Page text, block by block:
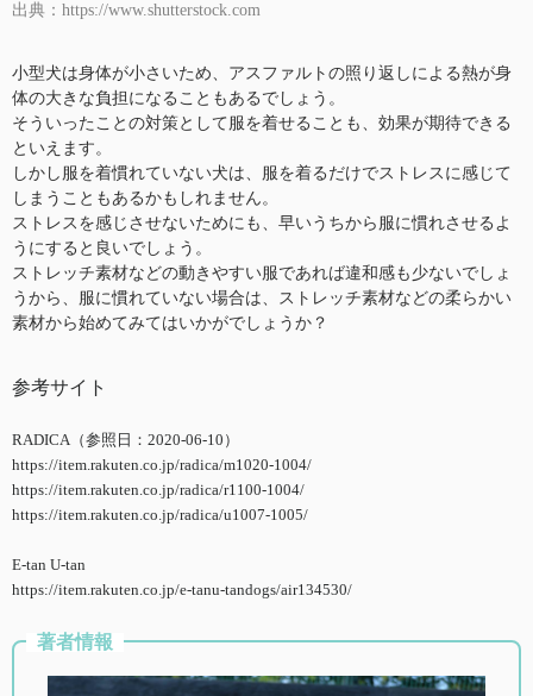
出典：https://www.shutterstock.com
小型犬は身体が小さいため、アスファルトの照り返しによる熱が身
体の大きな負担になることもあるでしょう。
そういったことの対策として服を着せることも、効果が期待できる
といえます。
しかし服を着慣れていない犬は、服を着るだけでストレスに感じて
しまうこともあるかもしれません。
ストレスを感じさせないためにも、早いうちから服に慣れさせるよ
うにすると良いでしょう。
ストレッチ素材などの動きやすい服であれば違和感も少ないでしょ
うから、服に慣れていない場合は、ストレッチ素材などの柔らかい
素材から始めてみてはいかがでしょうか？
参考サイト
RADICA（参照日：2020-06-10）
https://item.rakuten.co.jp/radica/m1020-1004/
https://item.rakuten.co.jp/radica/r1100-1004/
https://item.rakuten.co.jp/radica/u1007-1005/
E-tan U-tan
https://item.rakuten.co.jp/e-tanu-tandogs/air134530/
著者情報